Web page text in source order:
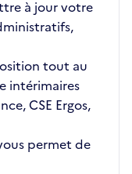
à jour votre
tout au
intérimaires
CSE Ergos,
permet de